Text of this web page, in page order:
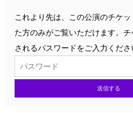
これより先は、この公演のチケ
た方のみがご覧いただけます。
されるパスワードをご入力くださ
送信する